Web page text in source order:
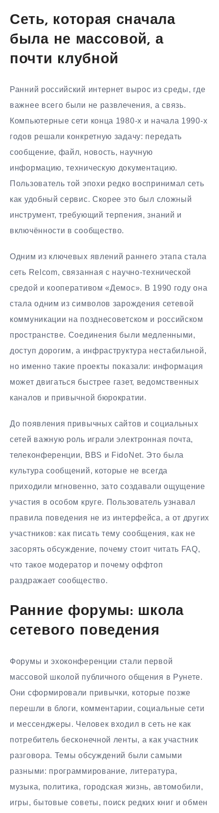
Сеть, которая сначала
была не массовой, а
почти клубной
Ранний российский интернет вырос из среды, где
важнее всего были не развлечения, а связь.
Компьютерные сети конца 1980-х и начала 1990-х
годов решали конкретную задачу: передать
сообщение, файл, новость, научную
информацию, техническую документацию.
Пользователь той эпохи редко воспринимал сеть
как удобный сервис. Скорее это был сложный
инструмент, требующий терпения, знаний и
включённости в сообщество.
Одним из ключевых явлений раннего этапа стала
сеть Relcom, связанная с научно-технической
средой и кооперативом «Демос». В 1990 году она
стала одним из символов зарождения сетевой
коммуникации на позднесоветском и российском
пространстве. Соединения были медленными,
доступ дорогим, а инфраструктура нестабильной,
но именно такие проекты показали: информация
может двигаться быстрее газет, ведомственных
каналов и привычной бюрократии.
До появления привычных сайтов и социальных
сетей важную роль играли электронная почта,
телеконференции, BBS и FidoNet. Это была
культура сообщений, которые не всегда
приходили мгновенно, зато создавали ощущение
участия в особом круге. Пользователь узнавал
правила поведения не из интерфейса, а от других
участников: как писать тему сообщения, как не
засорять обсуждение, почему стоит читать FAQ,
что такое модератор и почему оффтоп
раздражает сообщество.
Ранние форумы: школа
сетевого поведения
Форумы и эхоконференции стали первой
массовой школой публичного общения в Рунете.
Они сформировали привычки, которые позже
перешли в блоги, комментарии, социальные сети
и мессенджеры. Человек входил в сеть не как
потребитель бесконечной ленты, а как участник
разговора. Темы обсуждений были самыми
разными: программирование, литература,
музыка, политика, городская жизнь, автомобили,
игры, бытовые советы, поиск редких книг и обмен